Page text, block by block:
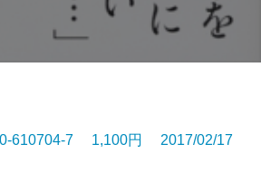
610704-7 1,100円 2017/02/17